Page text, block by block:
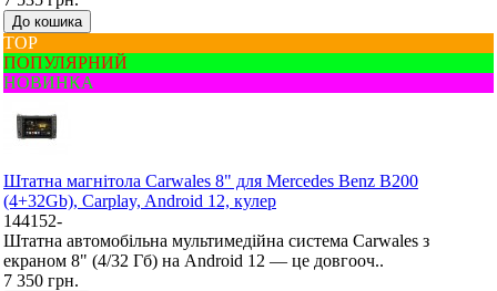
До кошика
ТОР
ПОПУЛЯРНИЙ
НОВИНКА
Штатна магнітола Carwales 8" для Mercedes Benz B200
(4+32Gb), Carplay, Android 12, кулер
144152-
Штатна автомобільна мультимедійна система Carwales з
екраном 8" (4/32 Гб) на Android 12 — це довгооч..
7 350 грн.